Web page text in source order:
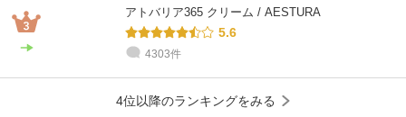
アトバリア365 クリーム / AESTURA
5.6
4303件
4位以降のランキングをみる